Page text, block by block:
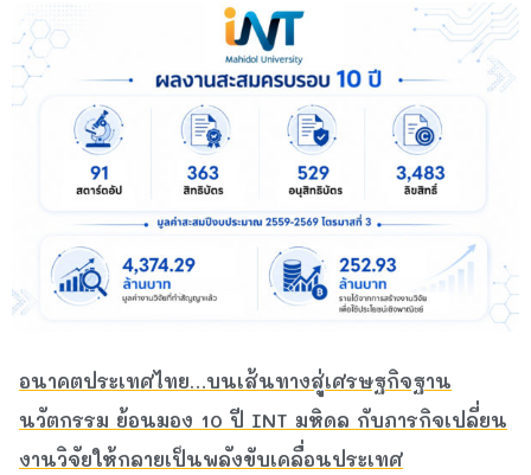
อนาคตประเทศไทย…บนเส้นทางสู่เศรษฐกิจฐาน
นวัตกรรม ย้อนมอง 10 ปี INT มหิดล กับภารกิจเปลี่ยน
งานวิจัยให้กลายเป็นพลังขับเคลื่อนประเทศ